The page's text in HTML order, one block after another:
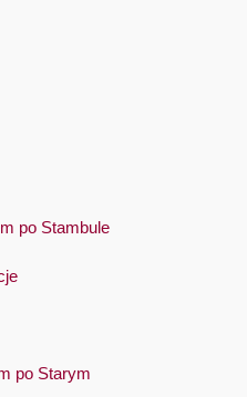
po Stambule
po Starym